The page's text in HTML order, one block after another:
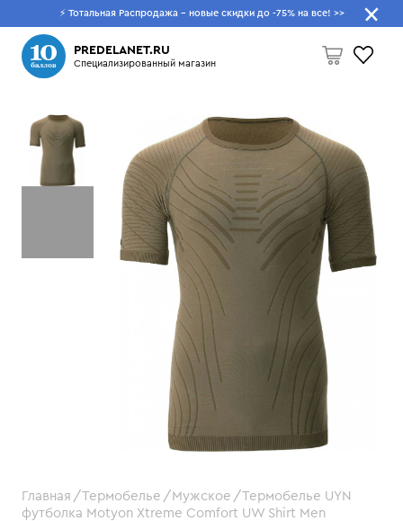
⚡ Тотальная Распродажа - новые скидки до -75% на все! >>
PREDELANET.RU
Специализированный магазин
Пусто
Что будем искать?
Главная Термобелье Мужское
Термобелье UYN
футболка Motyon Xtreme Comfort UW Shirt Men